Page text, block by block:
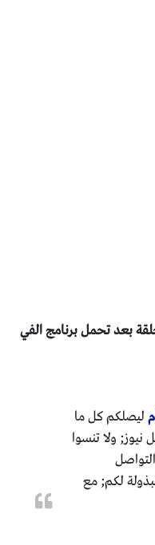
بعد تحمل برنامج الفي
ليصلكم كل ما
ولا تنسوا
لكم; مع